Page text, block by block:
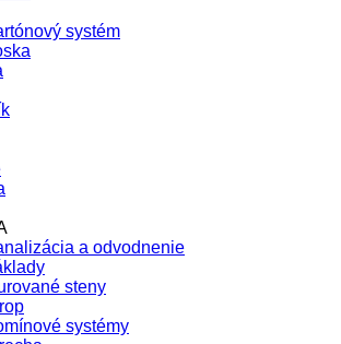
systém
a odvodnenie
steny
systémy